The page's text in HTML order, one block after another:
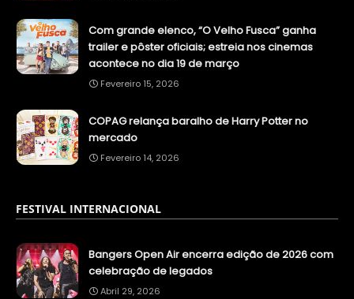
Com grande elenco, “O Velho Fusca” ganha
trailer e pôster oficiais; estreia nos cinemas
acontece no dia 19 de março
Fevereiro 15, 2026
COPAG relança baralho de Harry Potter no
mercado
Fevereiro 14, 2026
FESTIVAL INTERNACIONAL
Bangers Open Air encerra edição de 2026 com
celebração de legados
Abril 29, 2026